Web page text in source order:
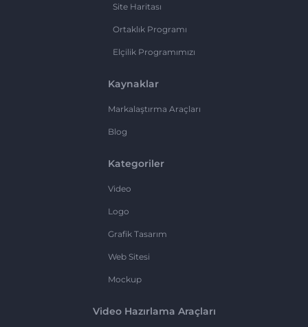
Site Haritası
Ortaklık Programı
Elçilik Programımızı
Kaynaklar
Markalaştırma Araçları
Blog
Kategoriler
Video
Logo
Grafik Tasarım
Web Sitesi
Mockup
Video Hazırlama Araçları